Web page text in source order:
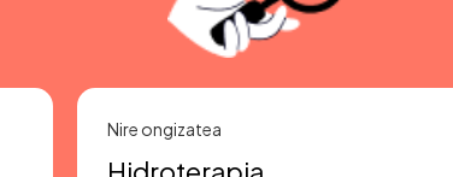
Nire ongizatea